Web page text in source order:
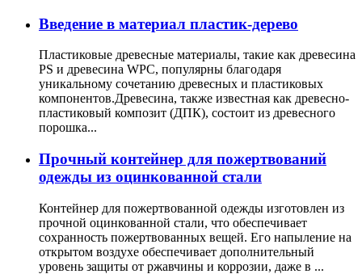
Введение в материал пластик-дерево
Пластиковые древесные материалы, такие как древесина
PS и древесина WPC, популярны благодаря
уникальному сочетанию древесных и пластиковых
компонентов.Древесина, также известная как древесно-
пластиковый композит (ДПК), состоит из древесного
порошка...
Прочный контейнер для пожертвований
одежды из оцинкованной стали
Контейнер для пожертвованной одежды изготовлен из
прочной оцинкованной стали, что обеспечивает
сохранность пожертвованных вещей. Его напыление на
открытом воздухе обеспечивает дополнительный
уровень защиты от ржавчины и коррозии, даже в ...